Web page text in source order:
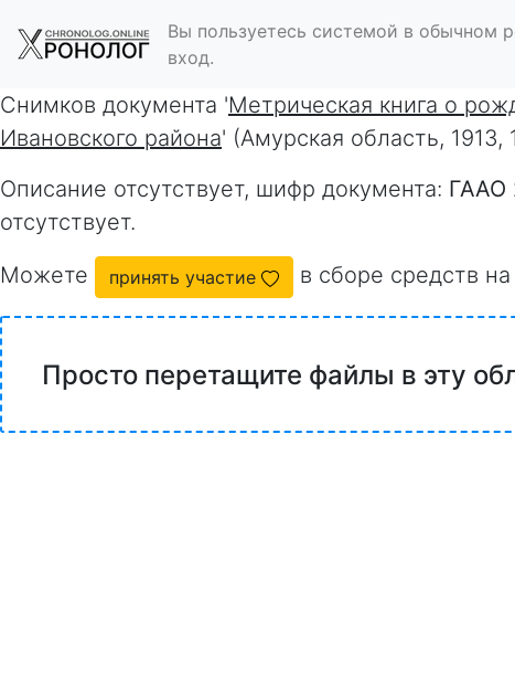
Вы пользуетесь системой в обычном
вход.
Снимков документа 'Метрическая книга о
Ивановского района' (Амурская область,
Описание отсутствует, шифр документа: ГААО
отсутствует.
Можете принять участие в сборе средств
Просто перетащите файлы в эту